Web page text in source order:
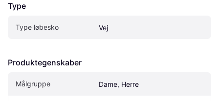
Type
Type løbesko Vej
Produktegenskaber
Målgruppe Dame, Herre